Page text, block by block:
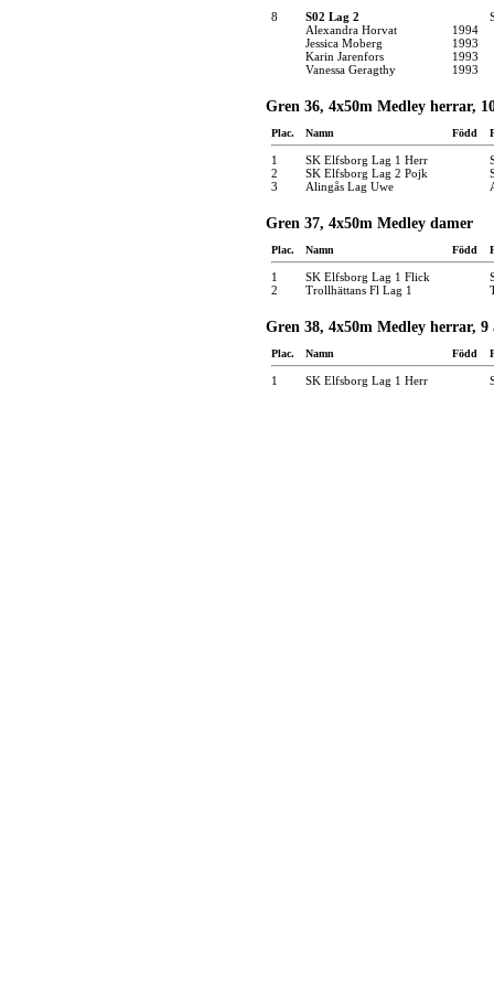
8
S02 Lag 2
Alexandra Horvat
1994
Jessica Moberg
1993
Karin Jarenfors
1993
Vanessa Geragthy
1993
Gren 36, 4x50m Medley herrar,
Plac. Namn Född
1 SK Elfsborg Lag 1 Herr
2
SK Elfsborg Lag 2 Pojk
3
Alingås Lag Uwe
Gren 37, 4x50m Medley damer
Plac. Namn Född
1 SK Elfsborg Lag 1 Flick
2
Trollhättans Fl Lag 1
Gren 38, 4x50m Medley herrar, 9
Plac. Namn Född
1 SK Elfsborg Lag 1 Herr